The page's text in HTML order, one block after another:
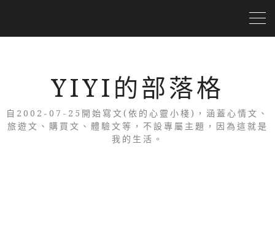
YIYI的部落格
自2002-07-25開始寫文(依的心靈小棧)，涵蓋心情文、
旅遊文、購買文、體驗文等，不設專屬主題，因為這就是
我的生活。